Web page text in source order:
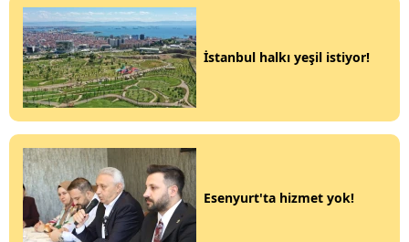
İstanbul halkı yeşil istiyor!
Esenyurt'ta hizmet yok!